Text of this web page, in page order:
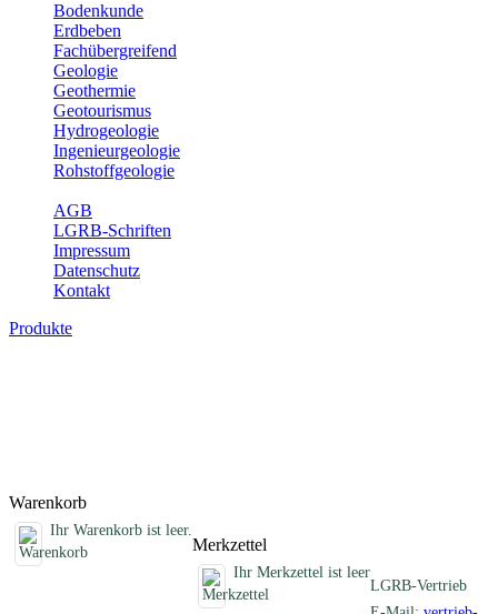
Bodenkunde
Erdbeben
Fachübergreifend
Geologie
Geothermie
Geotourismus
Hydrogeologie
Ingenieurgeologie
Rohstoffgeologie
AGB
LGRB-Schriften
Impressum
Datenschutz
Kontakt
Produkte
Warenkorb
Ihr Warenkorb ist leer.
Merkzettel
Ihr Merkzettel ist leer
LGRB-Vertrieb